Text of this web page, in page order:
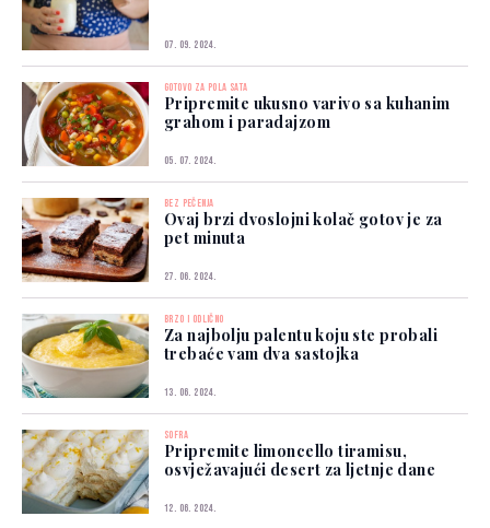
07. 09. 2024.
GOTOVO ZA POLA SATA
Pripremite ukusno varivo sa kuhanim
grahom i paradajzom
05. 07. 2024.
BEZ PEČENJA
Ovaj brzi dvoslojni kolač gotov je za
pet minuta
27. 06. 2024.
BRZO I ODLIČNO
Za najbolju palentu koju ste probali
trebaće vam dva sastojka
13. 06. 2024.
SOFRA
Pripremite limoncello tiramisu,
osvježavajući desert za ljetnje dane
12. 06. 2024.